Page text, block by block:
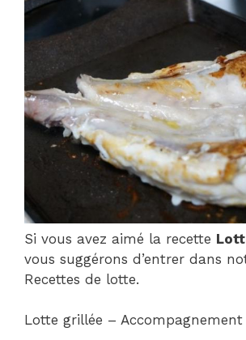
Si vous avez aimé la recette
vous suggérons d’entrer dans
Recettes de lotte.
Lotte grillée – Accompagnement